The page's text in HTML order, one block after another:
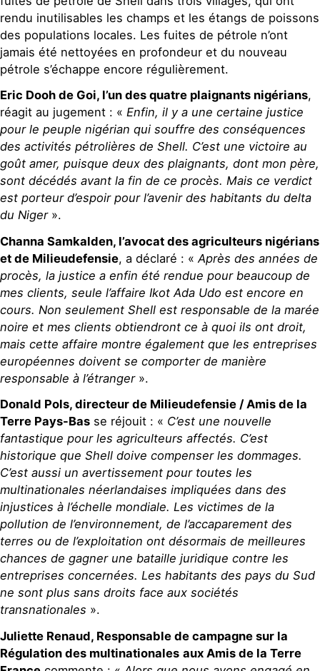
rendu inutilisables les champs et les étangs de poissons
des populations locales. Les fuites de pétrole n’ont
jamais été nettoyées en profondeur et du nouveau
pétrole s’échappe encore régulièrement.
Eric Dooh de Goi, l’un des quatre plaignants nigérians,
réagit au jugement : « Enfin, il y a une certaine justice
pour le peuple nigérian qui souffre des conséquences
des activités pétrolières de Shell. C’est une victoire au
goût amer, puisque deux des plaignants, dont mon père,
sont décédés avant la fin de ce procès. Mais ce verdict
est porteur d’espoir pour l’avenir des habitants du delta
du Niger».
Channa Samkalden, l’avocat des agriculteurs nigérians
et de Milieudefensie, a déclaré : « Après des années de
procès, la justice a enfin été rendue pour beaucoup de
mes clients, seule l’affaire Ikot Ada Udo est encore en
cours. Non seulement Shell est responsable de la marée
noire et mes clients obtiendront ce à quoi ils ont droit,
mais cette affaire montre également que les entreprises
européennes doivent se comporter de manière
responsable à l’étranger».
Donald Pols, directeur de Milieudefensie / Amis de la
Terre Pays-Bas se réjouit : « C’est une nouvelle
fantastique pour les agriculteurs affectés. C’est
historique que Shell doive compenser les dommages.
C’est aussi un avertissement pour toutes les
multinationales néerlandaises impliquées dans des
injustices à l’échelle mondiale. Les victimes de la
pollution de l’environnement, de l’accaparement des
terres ou de l’exploitation ont désormais de meilleures
chances de gagner une bataille juridique contre les
entreprises concernées. Les habitants des pays du Sud
ne sont plus sans droits face aux sociétés
transnationales ».
Juliette Renaud, Responsable de campagne sur la
Régulation des multinationales aux Amis de la Terre